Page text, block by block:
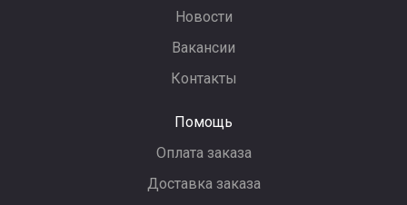
Новости
Вакансии
Контакты
Помощь
Оплата заказа
Доставка заказа